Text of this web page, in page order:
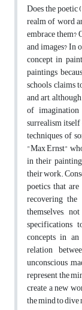
Does the
realm of word
embrace
and images? In
concept in
paintings
schools claims
and art,
of
surrealism
techniques of
"Max Ernst"
in their
their work.
poetics that
recovering
themselves,
specifications
concepts in
relation
unconscious
represent the
create a new
the mind to